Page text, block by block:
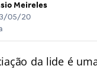
Meireles
05/20
da lide é